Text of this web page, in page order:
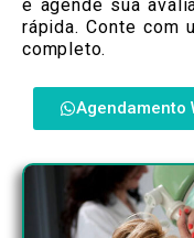
e agende sua
rápida. Conte com
completo.
Agendamento